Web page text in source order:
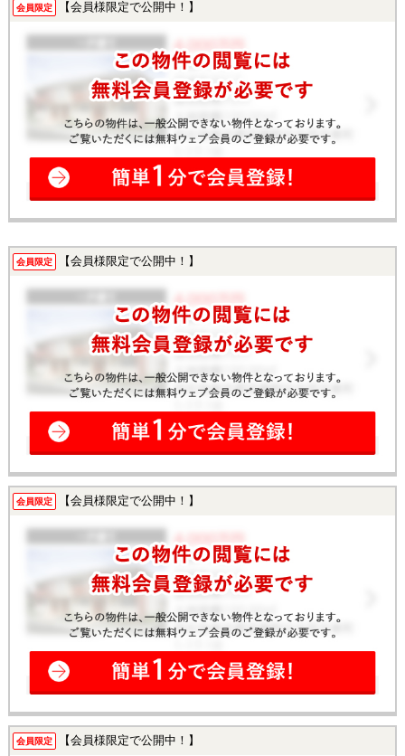
会員限定 【会員様限定で公開中！】
会員限定 【会員様限定で公開中！】
会員限定 【会員様限定で公開中！】
会員限定 【会員様限定で公開中！】